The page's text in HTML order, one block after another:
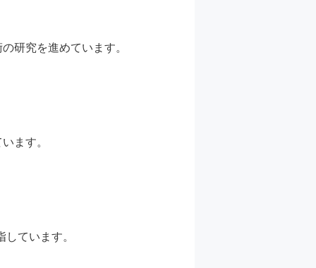
研究を進めています。
ます。
ています。